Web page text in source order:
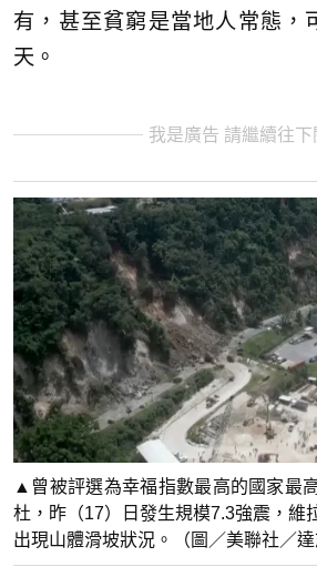
有，甚至貧窮是當地人常態，
天。
我是廣告 請繼續往下
▲曾被評選為幸福指數最高的國家最
杜，昨（17）日發生規模7.3強震，維
出現山體滑坡狀況。（圖／美聯社／達